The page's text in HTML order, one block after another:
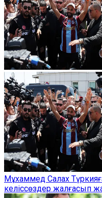
Мұхаммед Салах
келіссөздер жалғасып